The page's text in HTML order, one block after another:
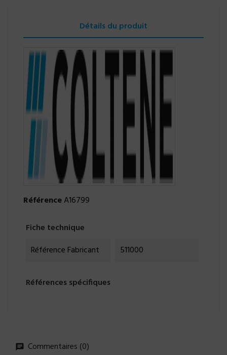
Détails du produit
RéférenceA16799
Fiche technique
Référence Fabricant
511000
Références spécifiques
Commentaires (0)